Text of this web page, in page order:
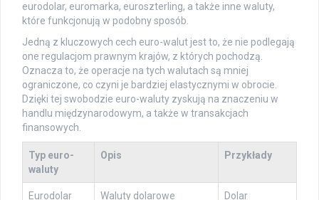
eurodolar, euromarka, euroszterling, a także inne waluty,
które funkcjonują w podobny sposób.
Jedną z kluczowych cech euro-walut jest to, że nie podlegają
one regulacjom prawnym krajów, z których pochodzą.
Oznacza to, że operacje na tych walutach są mniej
ograniczone, co czyni je bardziej elastycznymi w obrocie.
Dzięki tej swobodzie euro-waluty zyskują na znaczeniu w
handlu międzynarodowym, a także w transakcjach
finansowych.
Typ euro-
waluty
Opis Przykłady
Eurodolar
Waluty dolarowe
Dolar